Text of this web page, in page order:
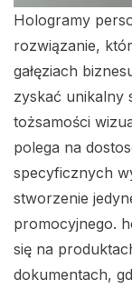
Hologramy
rozwiązanie,
gałęziach
zyskać unikalny
tożsamości
polega na
specyficznych
stworzenie
promocyjnego.
się na
dokumentach,